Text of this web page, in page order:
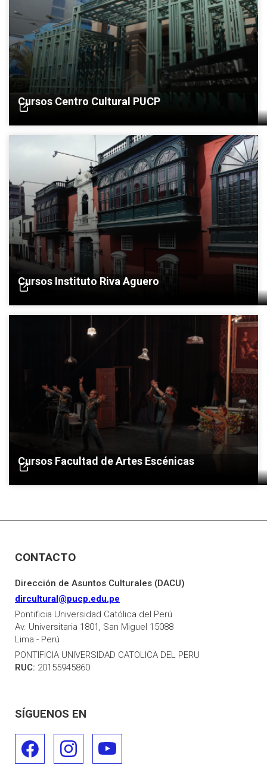
Cursos Centro Cultural PUCP
Cursos Instituto Riva Aguero
Cursos Facultad de Artes Escénicas
CONTACTO
Dirección de Asuntos Culturales (DACU)
dircultural@pucp.edu.pe
Pontificia Universidad Católica del Perú
Av. Universitaria 1801, San Miguel 15088
Lima - Perú
PONTIFICIA UNIVERSIDAD CATOLICA DEL PERU
RUC: 20155945860
SÍGUENOS EN